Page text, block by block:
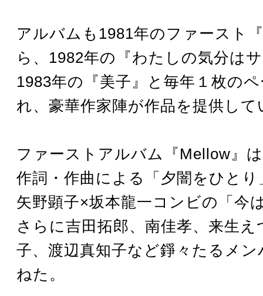
アルバムも1981年のファースト
ら、1982年の『わたしの気分は
1983年の『美子』と毎年１枚の
れ、豪華作家陣が作品を提供して
ファーストアルバム『Mellow』
作詞・作曲による「夕闇をひと
矢野顕子×坂本龍一コンビの「今
さらに吉田拓郎、南佳孝、来生え
子、渡辺真知子など錚々たるメ
ねた。